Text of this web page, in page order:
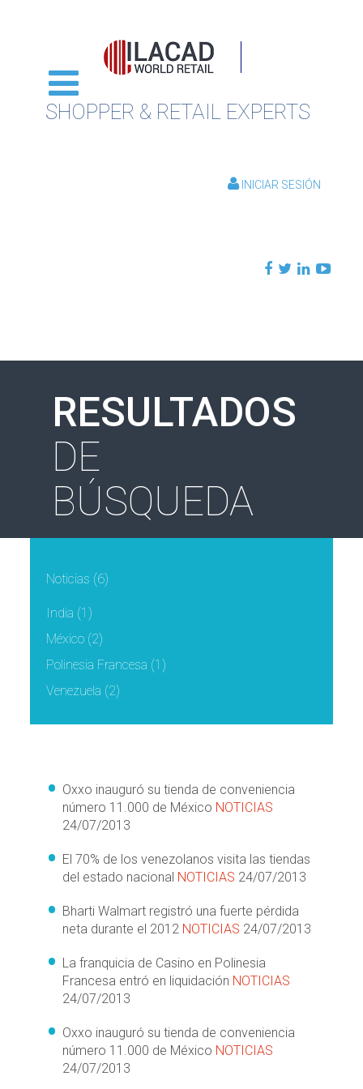
SHOPPER & RETAIL EXPERTS
INICIAR SESIÓN
RESULTADOS
DE
BÚSQUEDA
Noticias (6)
India (1)
México (2)
Polinesia Francesa (1)
Venezuela (2)
Oxxo inauguró su tienda de conveniencia
número 11.000 de México NOTICIAS
24/07/2013
El 70% de los venezolanos visita las tiendas
del estado nacional NOTICIAS 24/07/2013
Bharti Walmart registró una fuerte pérdida
neta durante el 2012 NOTICIAS 24/07/2013
La franquicia de Casino en Polinesia
Francesa entró en liquidación NOTICIAS
24/07/2013
Oxxo inauguró su tienda de conveniencia
número 11.000 de México NOTICIAS
24/07/2013